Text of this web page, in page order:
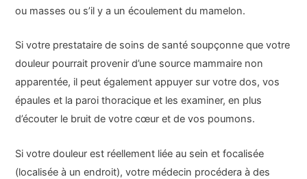
ou masses ou s’il y a un écoulement du mamelon.
Si votre prestataire de soins de santé soupçonne que votre
douleur pourrait provenir d’une source mammaire non
apparentée, il peut également appuyer sur votre dos, vos
épaules et la paroi thoracique et les examiner, en plus
d’écouter le bruit de votre cœur et de vos poumons.
Si votre douleur est réellement liée au sein et focalisée
(localisée à un endroit), votre médecin procédera à des